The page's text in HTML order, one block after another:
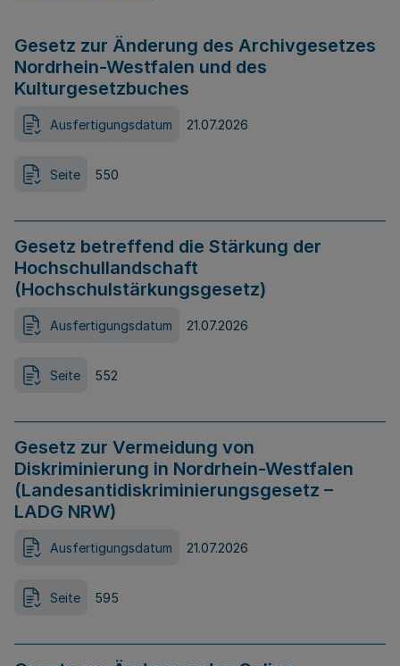
Gesetz zur Änderung des Archivgesetzes
Nordrhein-Westfalen und des
Kulturgesetzbuches
Ausfertigungsdatum 21.07.2026
Seite 550
Gesetz betreffend die Stärkung der
Hochschullandschaft
(Hochschulstärkungsgesetz)
Ausfertigungsdatum 21.07.2026
Seite 552
Gesetz zur Vermeidung von
Diskriminierung in Nordrhein-Westfalen
(Landesantidiskriminierungsgesetz –
LADG NRW)
Ausfertigungsdatum 21.07.2026
Seite 595